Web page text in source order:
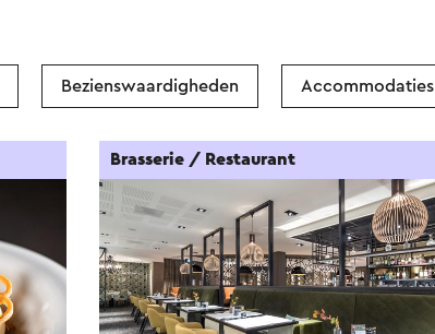
Bezienswaardigheden Accommodaties
Brasserie / Restaurant